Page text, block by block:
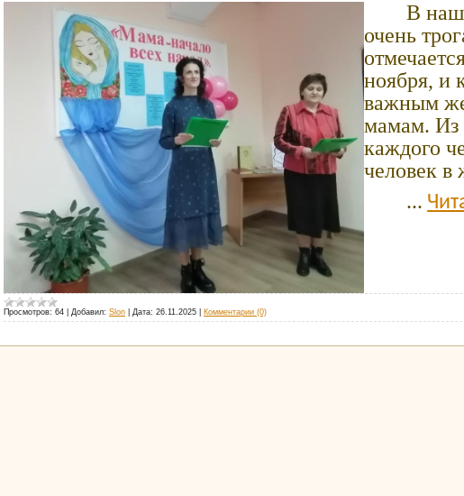
В
очень
ноября, и
важным
мамам. Из
каждого
человек в
...
Просмотров: 64 Добавил: Slon Дата: 26.11.2025 Комментарии (0)